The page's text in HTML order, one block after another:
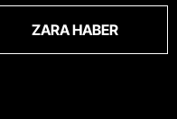
ZARA HABER